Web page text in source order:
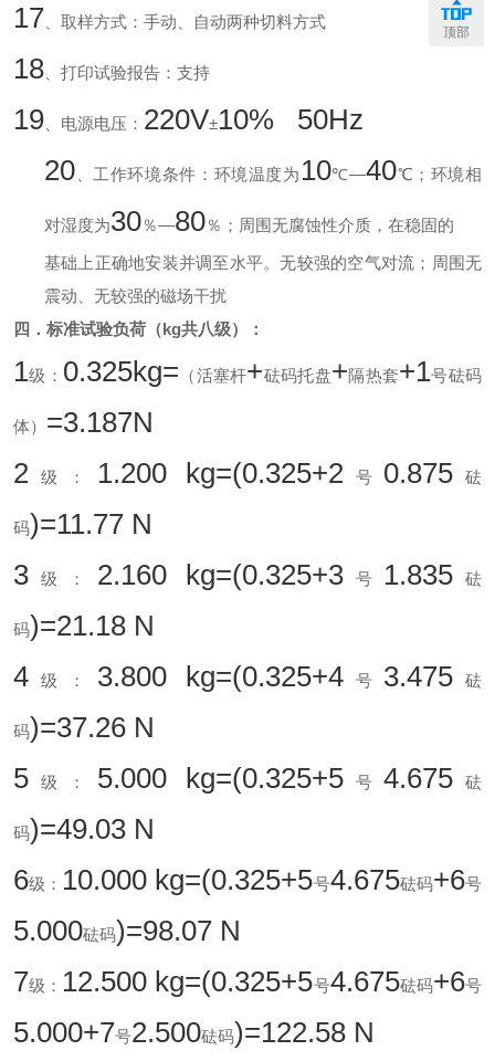
17 、取样方式：手动、自动两种切料方式
18 、打印试验报告：支持
19 、电源电压： 220V±10% 50Hz
20 、工作环境条件：环境温度为 10℃—40℃；环境相
对湿度为30％—80％；周围无腐蚀性介质，在稳固的
基础上正确地安装并调至水平。无较强的空气对流；周围无
震动、无较强的磁场干扰
四．标准试验负荷（kg共八级）：
1级： 0.325kg= （活塞杆+砝码托盘+隔热套+1号砝码
体） =3.187N
2 级： 1.200 kg=(0.325+2 号 0.875 砝
码)=11.77 N
3 级： 2.160 kg=(0.325+3 号 1.835 砝
码)=21.18 N
4 级： 3.800 kg=(0.325+4 号 3.475 砝
码)=37.26 N
5 级： 5.000 kg=(0.325+5 号4.675 砝
码)=49.03 N
6级： 10.000 kg=(0.325+5号4.675砝码+6号
5.000砝码)=98.07 N
7级： 12.500 kg=(0.325+5号4.675砝码+6号
5.000+7号2.500砝码)=122.58 N
顶部